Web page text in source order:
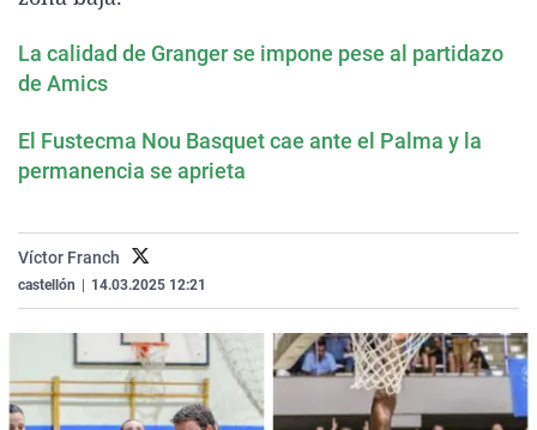
Gente viajera
Retornados
Operación Viuda
Galicia
Navarra
Televisión
La calidad de Granger se impone pese al partidazo
de Amics
El Fustecma Nou Basquet cae ante el Palma y la
permanencia se aprieta
Víctor Franch
castellón 14.03.2025 12:21